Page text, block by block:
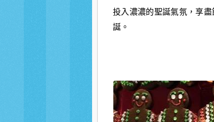
投入濃濃的聖誕氣氛，享
誕。